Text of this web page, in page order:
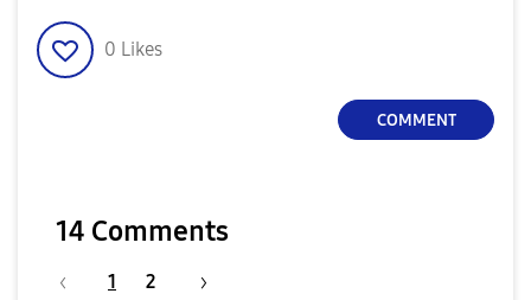
0 Likes
COMMENT
14 Comments
1 2